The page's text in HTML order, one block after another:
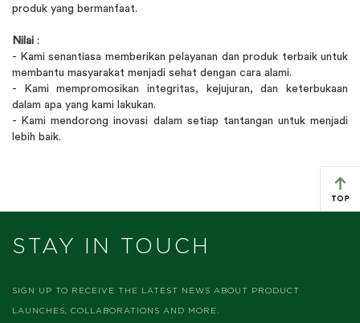
produk yang bermanfaat.
Nilai :
- Kami senantiasa memberikan pelayanan dan produk terbaik untuk
membantu masyarakat menjadi sehat dengan cara alami.
- Kami mempromosikan integritas, kejujuran, dan keterbukaan
dalam apa yang kami lakukan.
- Kami mendorong inovasi dalam setiap tantangan untuk menjadi
lebih baik.
STAY IN TOUCH
SIGN UP TO RECEIVE THE LATEST NEWS ABOUT PRODUCT
LAUNCHES, COLLABORATIONS AND MORE.